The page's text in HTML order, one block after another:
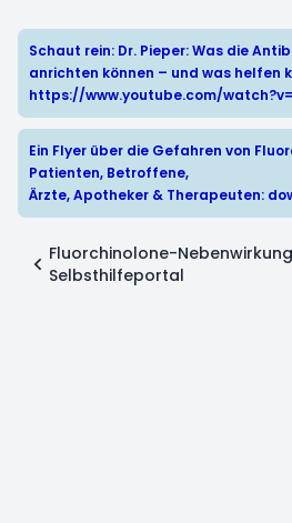
Schaut rein: Dr. Pieper: Was die
anrichten können – und was helfen
https://www.youtube.com/
Ein Flyer über die Gefahren von
Patienten, Betroffene,
Ärzte, Apotheker & Therapeuten:
Fluorchinolone-
Selbsthilfeportal